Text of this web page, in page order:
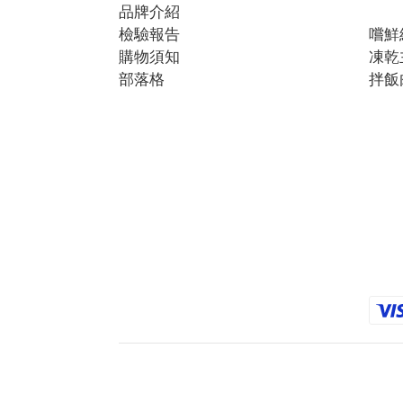
品牌介紹
檢驗報告
購物須知
部落格
嚐鮮
凍
拌